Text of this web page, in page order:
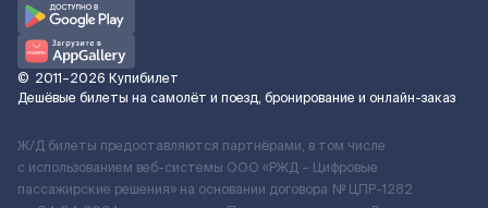
© 2011–2026 Купибилет
Дешёвые билеты на самолёт и поезд, бронирование и онлайн-заказ
Ж/Д билеты предоставляются партнёрами, в том числе
с использованием веб-системы ООО «РЖД – Цифровые
пассажирские решения» на основании договора № ЦПР-1282